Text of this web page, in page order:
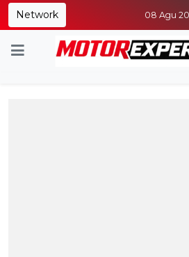
Network 08 Agu